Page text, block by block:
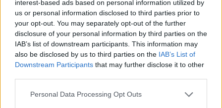
interest-based ads based on personal information utilized by
us or personal information disclosed to third parties prior to
your opt-out. You may separately opt-out of the further
disclosure of your personal information by third parties on the
IAB’s list of downstream participants. This information may
also be disclosed by us to third parties on the IAB’s List of
Downstream Participants that may further disclose it to other
Please note that this website/app uses one or more Google
Personal Data Processing Opt Outs